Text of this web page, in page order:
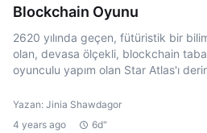
Blockchain Oyunu
2620 yılında geçen, fütüristik bir
olan, devasa ölçekli, blockchain
oyunculu yapım olan Star Atlas'ı
Yazan: Jinia Shawdagor
4 years ago
6d"